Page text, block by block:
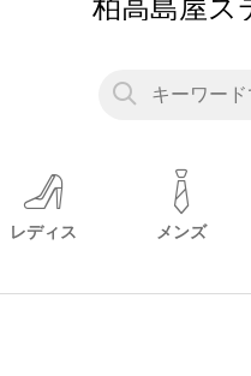
レディス メンズ